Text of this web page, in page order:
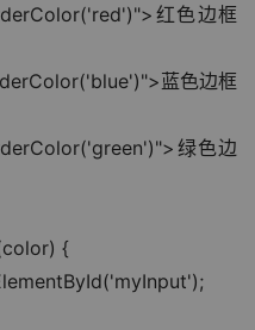
红色边框
蓝色边框
绿色边
{